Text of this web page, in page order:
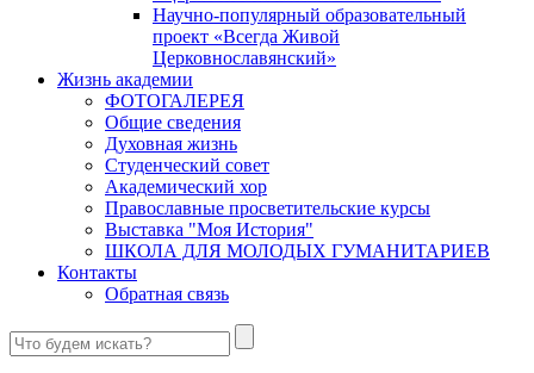
Научно-популярный образовательный
проект «Всегда Живой
Церковнославянский»
Жизнь академии
ФОТОГАЛЕРЕЯ
Общие сведения
Духовная жизнь
Студенческий совет
Академический хор
Православные просветительские курсы
Выставка "Моя История"
ШКОЛА ДЛЯ МОЛОДЫХ ГУМАНИТАРИЕВ
Контакты
Обратная связь